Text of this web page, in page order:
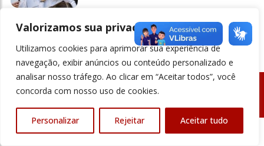
Valorizamos sua privacidade
Utilizamos cookies para aprimorar sua experiência de
navegação, exibir anúncios ou conteúdo personalizado e
analisar nosso tráfego. Ao clicar em “Aceitar todos”, você
concorda com nosso uso de cookies.
Personalizar Rejeitar Aceitar tudo